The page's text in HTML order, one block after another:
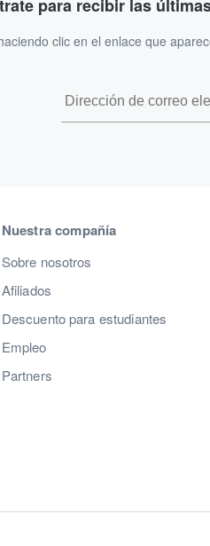
para recibir las
clic en el enlace que
Nuestra compañía
Sobre nosotros
Afiliados
Descuento para estudiantes
Empleo
Partners